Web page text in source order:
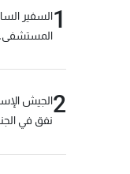
1السفير
2الجيش
نفق في